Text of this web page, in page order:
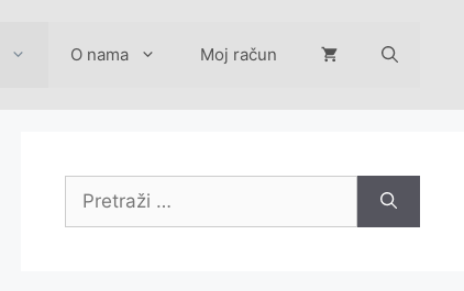
O nama Moj račun
Pretraži: